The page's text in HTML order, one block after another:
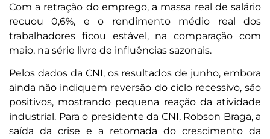
Com a retração do emprego, a massa real de salário
recuou 0,6%, e o rendimento médio real dos
trabalhadores ficou estável, na comparação com
maio, na série livre de influências sazonais.
Pelos dados da CNI, os resultados de junho, embora
ainda não indiquem reversão do ciclo recessivo, são
positivos, mostrando pequena reação da atividade
industrial. Para o presidente da CNI, Robson Braga, a
saída da crise e a retomada do crescimento da